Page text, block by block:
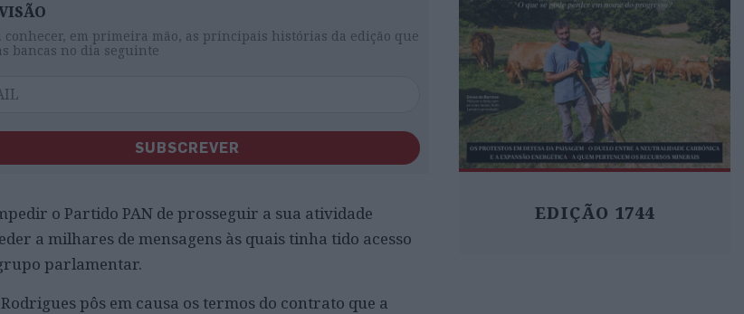
conhecer, em primeira mão, as principais histórias da edição que
bancas no dia seguinte
SUBSCREVER
o Partido PAN de prosseguir a sua atividade
a milhares de mensagens às quais tinha tido acesso
parlamentar.
pôs em causa os termos do contrato que a
EDIÇÃO 1744